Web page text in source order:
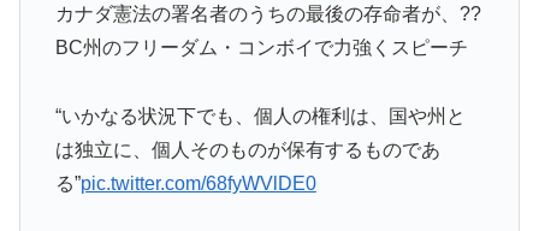
カナダ憲法の署名者のうちの最後の存命者が、??
BC州のフリーダム・コンボイで力強くスピーチ
“いかなる状況下でも、個人の権利は、国や州と
は独立に、個人そのものが保有するものであ
る”pic.twitter.com/68fyWVlDE0